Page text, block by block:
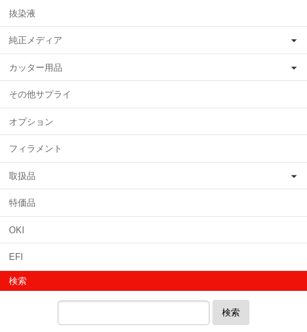
抜染液
純正メディア
カッター用品
その他サプライ
オプション
フィラメント
取扱品
特価品
OKI
EFI
検索
検索